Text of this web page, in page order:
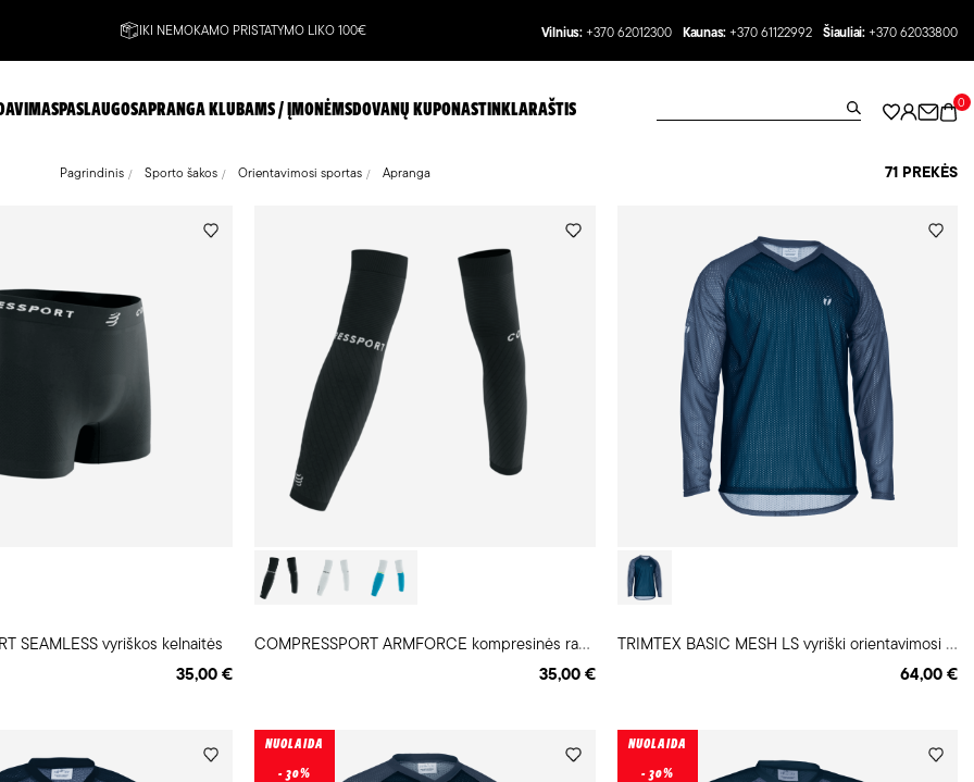
IKI NEMOKAMO PRISTATYMO LIKO 100€ Vilnius: +370 62012300 Kaunas: +370 61122992 Šiauliai: +370 62033800
PASLAUGOSAPRANGA KLUBAMS / ĮMONĖMSDOVANŲ KUPONASTINKLARAŠTIS 0
Pagrindinis Sporto šakos Orientavimosi sportas Apranga 71 PREKĖS
SEAMLESS vyriškos kelnaitės
35,00 €
C
OMPRESSPORT ARMFORCE kompresinės rankovės
35,00 €
T
RIMTEX BASIC MESH LS vyriški orientavimosi marškinėliai
64,00 €
NUOLAIDA
- 30%
NUOLAIDA
- 30%